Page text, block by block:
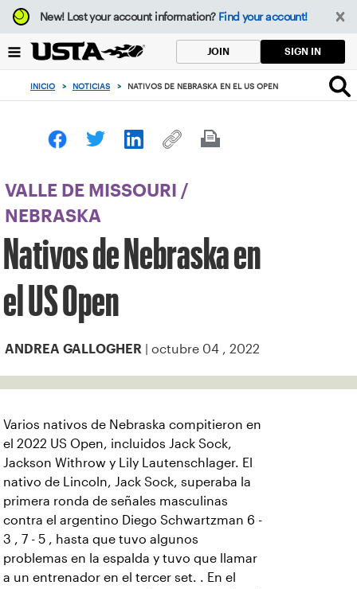
Enfoque
desde
botón
volver
principio
New!Lost your account information? Find your account!
JOIN SIGN IN
INICIO > NOTICIAS > NATIVOS DE NEBRASKA EN EL US OPEN
VALLE DE MISSOURI
/
NEBRASKA
Nativos de Nebraska en
el US Open
ANDREA GALLOGHER | octubre 04 , 2022
Varios nativos de Nebraska compitieron en
el 2022 US Open, incluidos Jack Sock,
Jackson Withrow y Lily Lautenschlager. El
nativo de Lincoln, Jack Sock, superaba la
primera ronda de señales masculinas
contra el argentino Diego Schwartzman 6 -
3 , 7 - 5 , hasta que tuvo algunos
problemas en la espalda y tuvo que llamar
a un entrenador en el tercer set. . En el